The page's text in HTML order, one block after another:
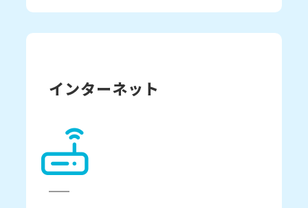
インターネット